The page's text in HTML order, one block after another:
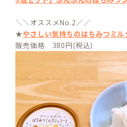
＼＼オススメNo.2／／
★やさしい気持ちのはちみつミル
販売価格 380円(税込)